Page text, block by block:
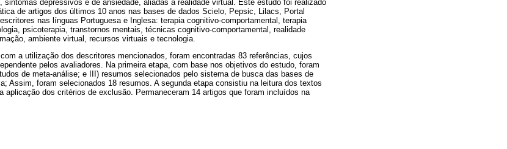
sintomas depressivos e de ansiedade, aliadas à realidade virtual. Este estudo foi realizado
de artigos dos últimos 10 anos nas bases de dados Scielo, Pepsic, Lilacs, Portal
nas línguas Portuguesa e Inglesa: terapia cognitivo-comportamental, terapia
psicoterapia, transtornos mentais, técnicas cognitivo-comportamental, realidade
ambiente virtual, recursos virtuais e tecnologia.
a utilização dos descritores mencionados, foram encontradas 83 referências, cujos
pelos avaliadores. Na primeira etapa, com base nos objetivos do estudo, foram
de meta-análise; e III) resumos selecionados pelo sistema de busca das bases de
Assim, foram selecionados 18 resumos. A segunda etapa consistiu na leitura dos textos
aplicação dos critérios de exclusão. Permaneceram 14 artigos que foram incluídos na